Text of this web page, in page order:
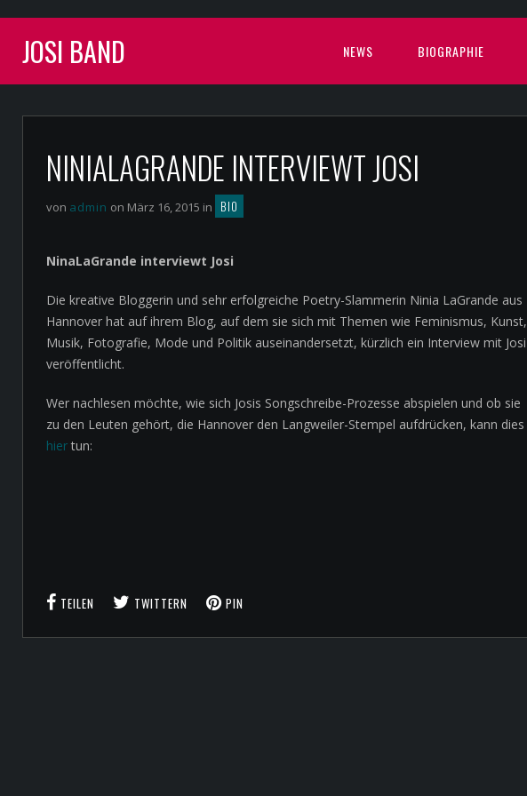
JOSI BAND NEWS BIOGRAPHIE
NINIALAGRANDE INTERVIEWT JOSI
von admin on März 16, 2015 in BIO
NinaLaGrande interviewt Josi
Die kreative Bloggerin und sehr erfolgreiche Poetry-Slammerin Ninia LaGrande aus
Hannover hat auf ihrem Blog, auf dem sie sich mit Themen wie Feminismus, Kunst,
Musik, Fotografie, Mode und Politik auseinandersetzt, kürzlich ein Interview mit Josi
veröffentlicht.
Wer nachlesen möchte, wie sich Josis Songschreibe-Prozesse abspielen und ob sie
zu den Leuten gehört, die Hannover den Langweiler-Stempel aufdrücken, kann dies
hiertun:
TEILEN TWITTERN PIN